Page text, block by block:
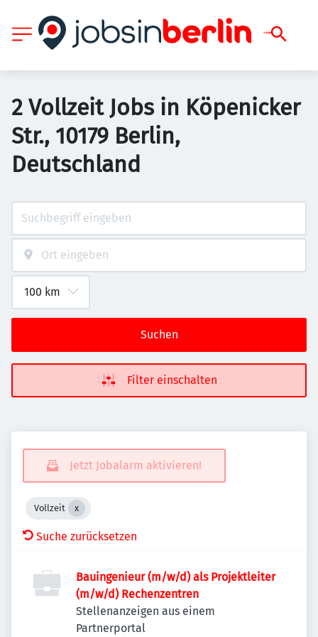
2 Vollzeit Jobs in Köpenicker
Str., 10179 Berlin,
Deutschland
Suchen
Filter einschalten
Jetzt Jobalarm aktivieren!
Vollzeit
Suche zurücksetzen
Bauingenieur (m/w/d) als Projektleiter
(m/w/d) Rechenzentren
Stellenanzeigen aus einem
Partnerportal